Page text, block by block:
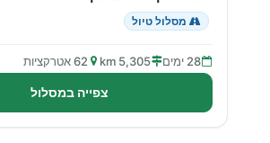
מסלול טיול
28 ימים 5,305 km 62 אטרקציות
צפייה במסלול